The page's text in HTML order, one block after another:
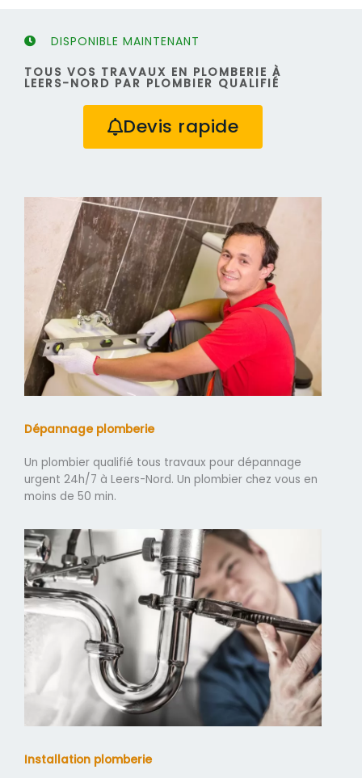
DISPONIBLE MAINTENANT
TOUS VOS TRAVAUX EN PLOMBERIE À
LEERS-NORD PAR PLOMBIER QUALIFIÉ
Devis rapide
Dépannage plomberie
Un plombier qualifié tous travaux pour dépannage
urgent 24h/7 à Leers-Nord. Un plombier chez vous en
moins de 50 min.
Installation plomberie